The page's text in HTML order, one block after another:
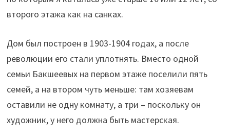
второго этажа как на санках.
Дом был построен в 1903-1904 годах, а после
революции его стали уплотнять. Вместо одной
семьи Бакшеевых на первом этаже поселили пять
семей, а на втором чуть меньше: там хозяевам
оставили не одну комнату, а три – поскольку он
художник, у него должна быть мастерская.